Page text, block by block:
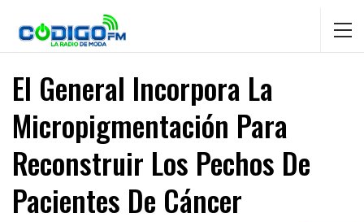
El General Incorpora La
Micropigmentación Para
Reconstruir Los Pechos De
Pacientes De Cáncer